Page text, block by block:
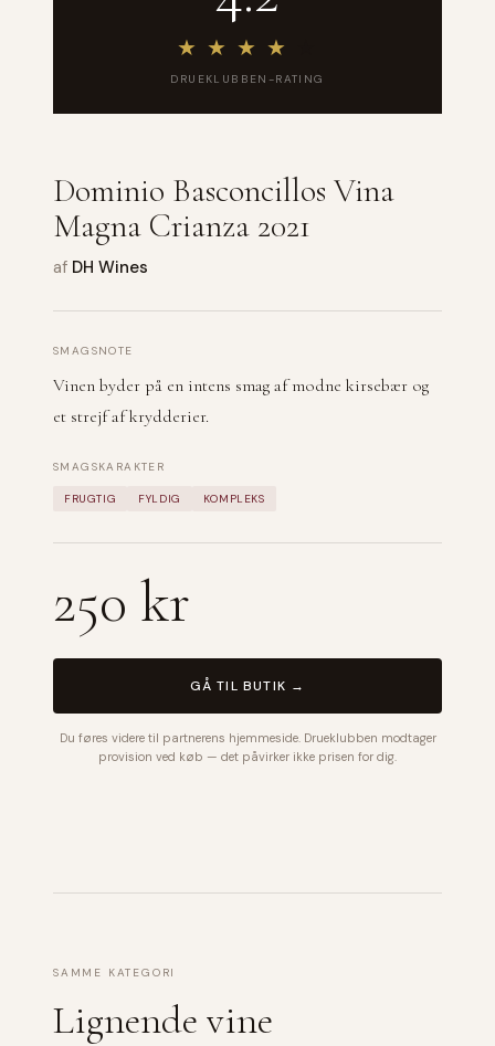
★ ★ ★ ★
DRUEKLUBBEN-RATING
Dominio Basconcillos Vina
Magna Crianza 2021
af DH Wines
SMAGSNOTE
Vinen byder på en intens smag af modne kirsebær og
et strejf af krydderier.
SMAGSKARAKTER
FRUGTIG FYLDIG KOMPLEKS
250 kr
GÅ TIL BUTIK →
Du føres videre til partnerens hjemmeside. Drueklubben modtager
provision ved køb — det påvirker ikke prisen for dig.
SAMME KATEGORI
Lignende vine